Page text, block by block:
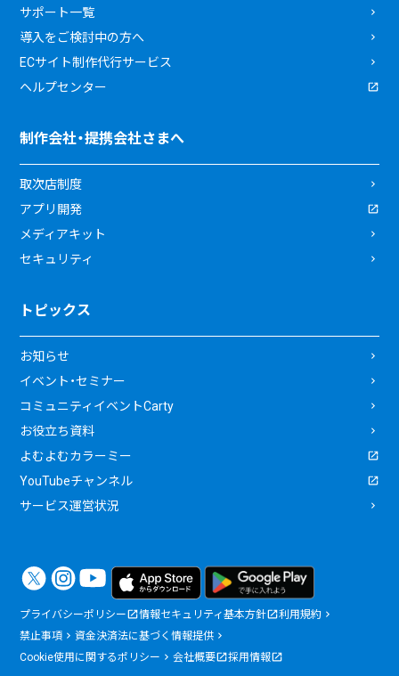
サポート一覧
導入をご検討中の方へ
ECサイト制作代行サービス
ヘルプセンター
制作会社・提携会社さまへ
取次店制度
アプリ開発
メディアキット
セキュリティ
トピックス
お知らせ
イベント・セミナー
コミュニティイベントCarty
お役立ち資料
よむよむカラーミー
YouTubeチャンネル
サービス運営状況
プライバシーポリシー 情報セキュリティ基本方針
利用規約
禁止事項
資金決済法に基づく情報提供
Cookie使用に関するポリシー
会社概要 採用情報